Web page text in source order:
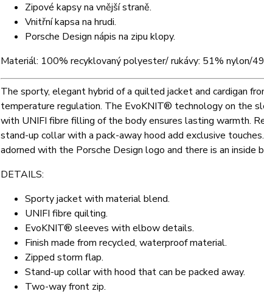
Zipové kapsy na vnější straně.
Vnitřní kapsa na hrudi.
Porsche Design nápis na zipu klopy.
Materiál: 100% recyklovaný polyester/ rukávy: 51% nylon/
The sporty, elegant hybrid of a quilted jacket and cardigan
temperature regulation. The EvoKNIT® technology on the
with UNIFI fibre filling of the body ensures lasting warmth.
stand-up collar with a pack-away hood add exclusive
adorned with the Porsche Design logo and there is an
DETAILS:
Sporty jacket with material blend.
UNIFI fibre quilting.
EvoKNIT® sleeves with elbow details.
Finish made from recycled, waterproof material.
Zipped storm flap.
Stand-up collar with hood that can be packed away.
Two-way front zip.